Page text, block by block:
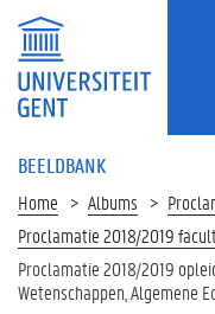
BEELDBANK
Home Albums
Proclamatie 2018/2019
Proclamatie 2018/2019
Wetenschappen, Algemene